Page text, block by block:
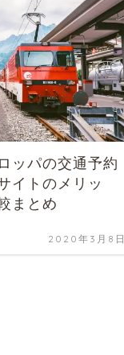
ッパの交通予約
イトのメリッ
まとめ
2020年3月8日